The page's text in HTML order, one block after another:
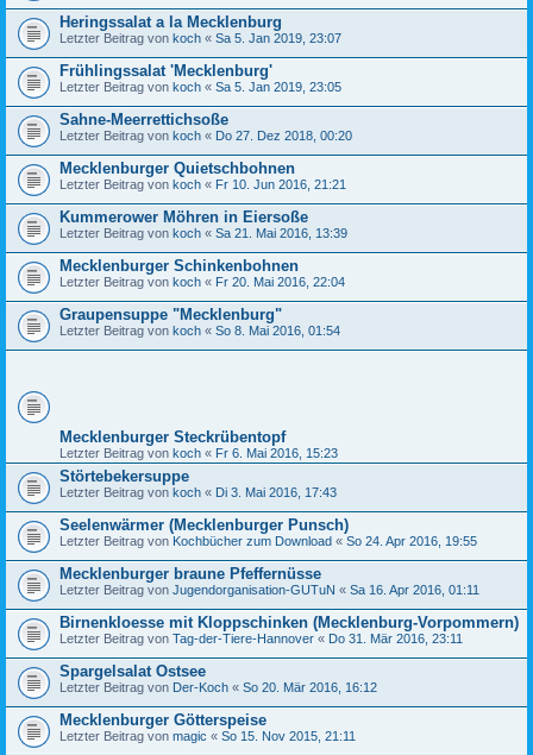
Heringssalat a la Mecklenburg
Letzter Beitrag von koch « Sa 5. Jan 2019, 23:07
Frühlingssalat 'Mecklenburg'
Letzter Beitrag von koch « Sa 5. Jan 2019, 23:05
Sahne-Meerrettichsoße
Letzter Beitrag von koch « Do 27. Dez 2018, 00:20
Mecklenburger Quietschbohnen
Letzter Beitrag von koch « Fr 10. Jun 2016, 21:21
Kummerower Möhren in Eiersoße
Letzter Beitrag von koch « Sa 21. Mai 2016, 13:39
Mecklenburger Schinkenbohnen
Letzter Beitrag von koch « Fr 20. Mai 2016, 22:04
Graupensuppe "Mecklenburg"
Letzter Beitrag von koch « So 8. Mai 2016, 01:54
Mecklenburger Steckrübentopf
Letzter Beitrag von koch « Fr 6. Mai 2016, 15:23
Störtebekersuppe
Letzter Beitrag von koch « Di 3. Mai 2016, 17:43
Seelenwärmer (Mecklenburger Punsch)
Letzter Beitrag von Kochbücher zum Download « So 24. Apr 2016, 19:55
Mecklenburger braune Pfeffernüsse
Letzter Beitrag von Jugendorganisation-GUTuN « Sa 16. Apr 2016, 01:11
Birnenkloesse mit Kloppschinken (Mecklenburg-Vorpommern)
Letzter Beitrag von Tag-der-Tiere-Hannover « Do 31. Mär 2016, 23:11
Spargelsalat Ostsee
Letzter Beitrag von Der-Koch « So 20. Mär 2016, 16:12
Mecklenburger Götterspeise
Letzter Beitrag von magic « So 15. Nov 2015, 21:11